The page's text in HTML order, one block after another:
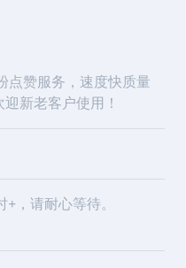
点赞服务，速度快质量
新老客户使用！
，请耐心等待。